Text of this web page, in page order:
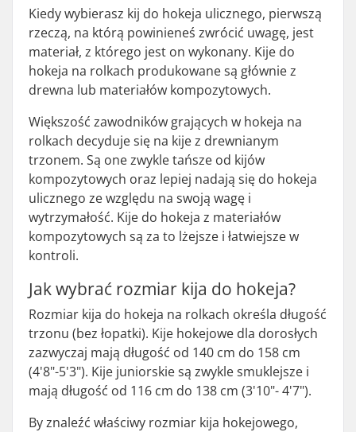
Kiedy wybierasz kij do hokeja ulicznego, pierwszą
rzeczą, na którą powinieneś zwrócić uwagę, jest
materiał, z którego jest on wykonany. Kije do
hokeja na rolkach produkowane są głównie z
drewna lub materiałów kompozytowych.
Większość zawodników grających w hokeja na
rolkach decyduje się na kije z drewnianym
trzonem. Są one zwykle tańsze od kijów
kompozytowych oraz lepiej nadają się do hokeja
ulicznego ze względu na swoją wagę i
wytrzymałość. Kije do hokeja z materiałów
kompozytowych są za to lżejsze i łatwiejsze w
kontroli.
Jak wybrać rozmiar kija do hokeja?
Rozmiar kija do hokeja na rolkach określa długość
trzonu (bez łopatki). Kije hokejowe dla dorosłych
zazwyczaj mają długość od 140 cm do 158 cm
(4'8"-5'3"). Kije juniorskie są zwykle smuklejsze i
mają długość od 116 cm do 138 cm (3'10"- 4'7").
By znaleźć właściwy rozmiar kija hokejowego,